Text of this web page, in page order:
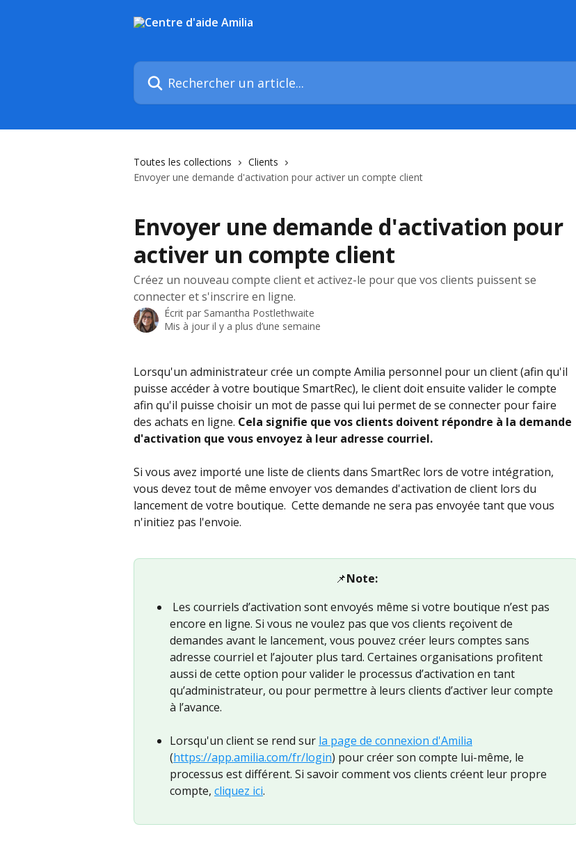
Rechercher un article...
Toutes les collections
Clients
Envoyer une demande d'activation pour activer un compte client
Envoyer une demande d'activation pour
activer un compte client
Créez un nouveau compte client et activez-le pour que vos clients puissent se
connecter et s'inscrire en ligne.
Écrit par Samantha Postlethwaite
Mis à jour il y a plus d’une semaine
Lorsqu'un administrateur crée un compte Amilia personnel pour un client (afin qu'il
puisse accéder à votre boutique SmartRec), le client doit ensuite valider le compte
afin qu'il puisse choisir un mot de passe qui lui permet de se connecter pour faire
des achats en ligne. Cela signifie que vos clients doivent répondre à la demande
d'activation que vous envoyez à leur adresse courriel.
Si vous avez importé une liste de clients dans SmartRec lors de votre intégration,
vous devez tout de même envoyer vos demandes d'activation de client lors du
lancement de votre boutique.  Cette demande ne sera pas envoyée tant que vous
n'initiez pas l'envoie.
📌Note:
encore en ligne. Si vous ne voulez pas que vos clients reçoivent de
demandes avant le lancement, vous pouvez créer leurs comptes sans
adresse courriel et l’ajouter plus tard. Certaines organisations profitent
aussi de cette option pour valider le processus d’activation en tant
qu’administrateur, ou pour permettre à leurs clients d’activer leur compte
à l’avance.
Lorsqu'un client se rend sur la page de connexion d'Amilia
(https://app.amilia.com/fr/login) pour créer son compte lui-même, le
processus est différent. Si savoir comment vos clients créent leur propre
compte, cliquez ici.